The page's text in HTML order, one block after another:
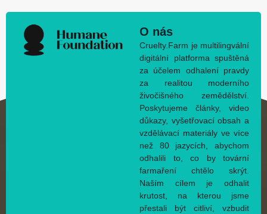
O nás
Cruelty.Farm je multilingvální
digitální platforma spuštěná
za účelem odhalení pravdy
za realitou moderního
živočišného zemědělství.
Poskytujeme články, video
důkazy, vyšetřovací obsah a
vzdělávací materiály ve více
než 80 jazycích, abychom
odhalili to, co by tovární
farmaření chtělo skrýt.
Naším cílem je odhalit
krutost, na kterou jsme
přestali být citliví, vzbudit